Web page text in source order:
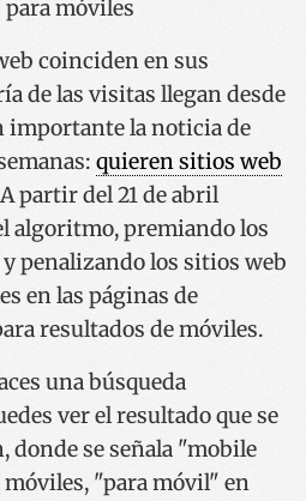
coinciden en sus
de las visitas llegan desde
importante la noticia de
quieren sitios web
partir del 21 de abril
algoritmo, premiando los
penalizando los sitios web
en las páginas de
resultados de móviles.
una búsqueda
ver el resultado que se
donde se señala "mobile
"para móvil" en